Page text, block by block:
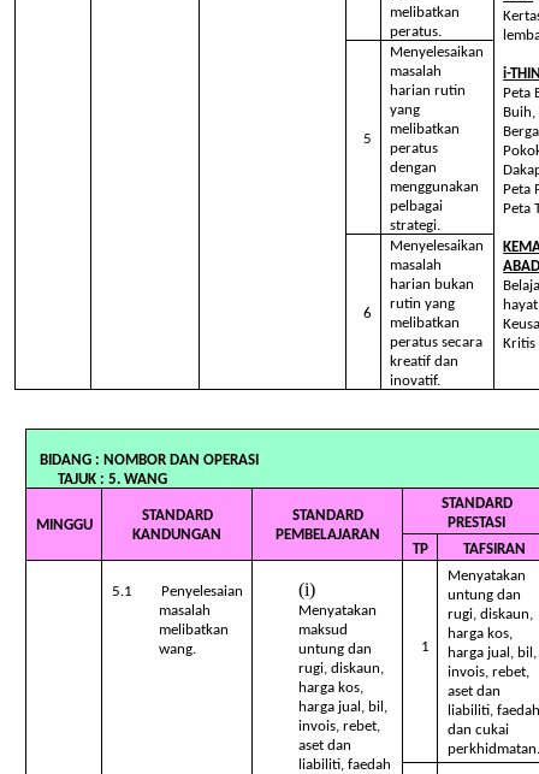
i-
Peta
Buih,
Peta
Peta
Kritis
melibatkan
peratus.
5
Menyelesaikan
masalah
harian rutin
yang
melibatkan
peratus
dengan
menggunakan
pelbagai
strategi.
6
Menyelesaikan
masalah
harian bukan
rutin yang
melibatkan
peratus secara
kreatif dan
inovatif.
BIDANG : NOMBOR DAN
TAJUK : 5. WANG
MINGGU
STANDARD
KANDUNGAN
STANDARD
PEMBELAJARAN
STANDARD
PRESTASI
TP
TAFSIRAN
5.1 Penyelesaian
masalah
melibatkan
wang.
Menyatakan
maksud
untung dan
rugi, diskaun,
harga kos,
harga jual, bil,
invois, rebet,
aset dan
liabiliti, faedah
1
Menyatakan
untung dan
rugi, diskaun,
harga kos,
harga jual, bil,
invois, rebet,
aset dan
liabiliti, faedah
dan cukai
perkhidmatan.